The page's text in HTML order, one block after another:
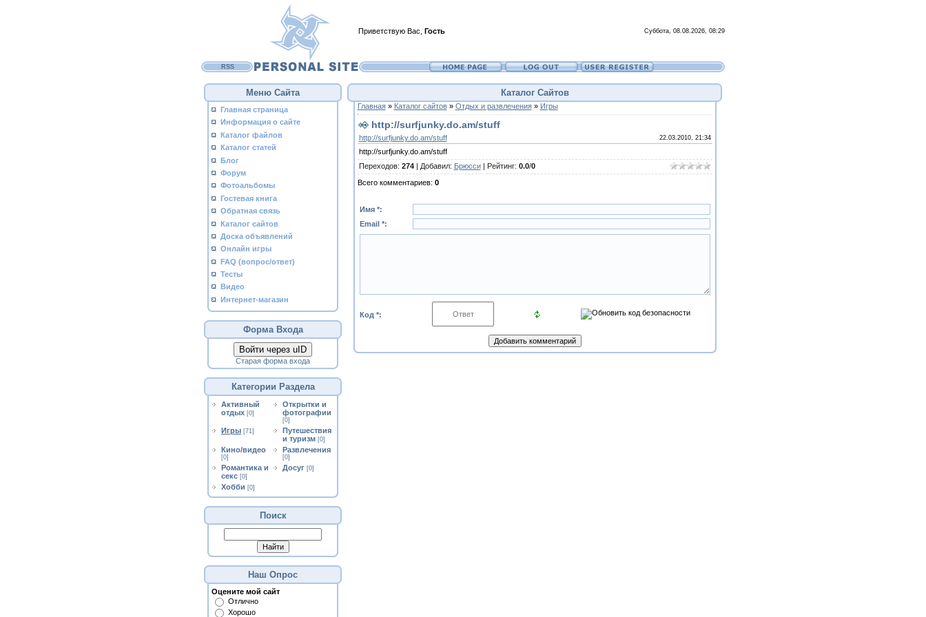
Приветствую Вас Гость Суббота, 08.08.2026, 08:29
RSS
Меню Сайта
Главная страница
Информация о сайте
Каталог файлов
Каталог статей
Блог
Форум
Фотоальбомы
Гостевая книга
Обратная связь
Каталог сайтов
Доска объявлений
Онлайн игры
FAQ (вопрос/ответ)
Тесты
Видео
Интернет-магазин
Форма Входа
Войти через uID
Старая форма входа
Категории Раздела
Активный
отдых [0]
Открытки и
фотографии
[0]
Игры [71]
Путешествия
и туризм [0]
Кино/видео
[0]
Развлечения
[0]
Романтика и
секс [0]
Досуг [0]
Хобби [0]
Поиск
Наш Опрос
Оцените мой сайт
Отлично
Хорошо
Каталог Сайтов
Главная» Каталог сайтов» Отдых и развлечения» Игры
http://surfjunky.do.am/stuff
http://surfjunky.do.am/stuff 22.03.2010, 21:34
http://surfjunky.do.am/stuff
Переходов: 274| Добавил: Брюсси| Рейтинг: 0.0/0
Всего комментариев: 0
Имя *:
Email *:
Код *: